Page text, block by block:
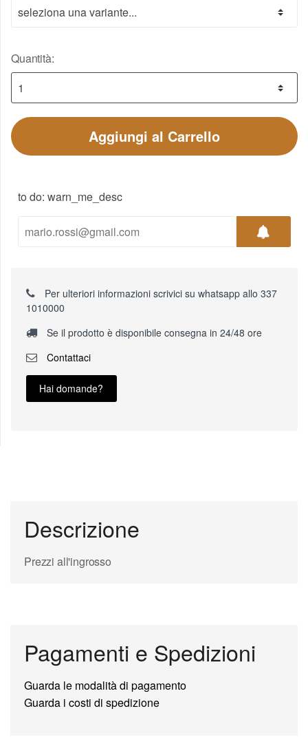
Quantità:
Aggiungi al Carrello
to do: warn_me_desc
Per ulteriori informazioni scrivici su whatsapp allo 337
1010000
Se il prodotto è disponibile consegna in 24/48 ore
Contattaci
Hai domande?
Descrizione
Prezzi all'ingrosso
Pagamenti e Spedizioni
Guarda le modalità di pagamento
Guarda i costi di spedizione